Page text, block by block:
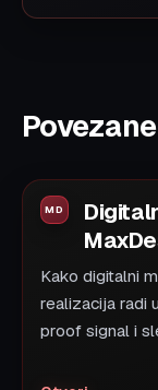
Kako digitalni
realizacija radi
proof signal i